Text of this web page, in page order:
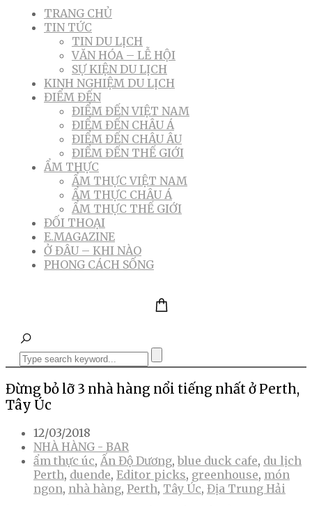
TRANG CHỦ
TIN TỨC
TIN DU LỊCH
VĂN HÓA – LỄ HỘI
SỰ KIỆN DU LỊCH
KINH NGHIỆM DU LỊCH
ĐIỂM ĐẾN
ĐIỂM ĐẾN VIỆT NAM
ĐIỂM ĐẾN CHÂU Á
ĐIỂM ĐẾN CHÂU ÂU
ĐIỂM ĐẾN THẾ GIỚI
ẨM THỰC
ẨM THỰC VIỆT NAM
ẨM THỰC CHÂU Á
ẨM THỰC THẾ GIỚI
ĐỐI THOẠI
E.MAGAZINE
Ở ĐÂU – KHI NÀO
PHONG CÁCH SỐNG
Đừng bỏ lỡ 3 nhà hàng nổi tiếng nhất ở Perth,
Tây Úc
12/03/2018
NHÀ HÀNG - BAR
ẩm thực úc, Ấn Độ Dương, blue duck cafe, du lịch
Perth, duende, Editor picks, greenhouse, món
ngon, nhà hàng, Perth, Tây Úc, Địa Trung Hải